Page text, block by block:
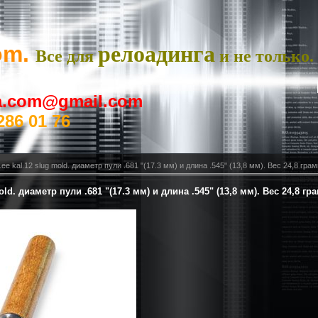
Все длярелоадинга и не только.
01 76
kal.12 slug mold. диаметр пули .681 "(17.3 мм) и длина .545" (13,8 мм). Вес 24,8
диаметр пули .681 "(17.3 мм) и длина .545" (13,8 мм). Вес 24,8